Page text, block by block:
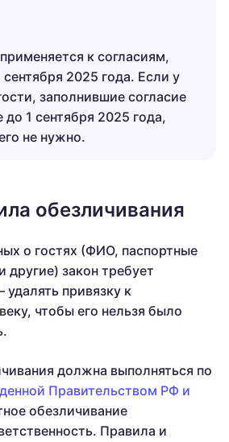
к согласиям,
2025 года. Если у
заполнившие согласие
1 сентября 2025 года,
не нужно.
обезличивания
о гостях (ФИО, паспортные
другие) закон требует
привязку к
чтобы его нельзя было
должна выполняться по
Правительством РФ и
обезличивание
Правила и